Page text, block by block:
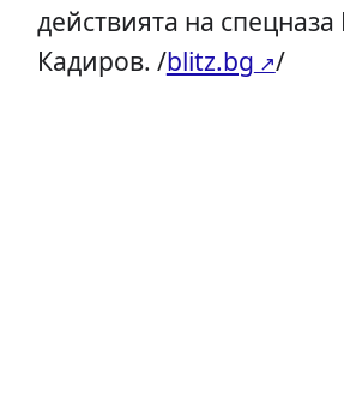
действията на
Кадиров. /blitz.bg /